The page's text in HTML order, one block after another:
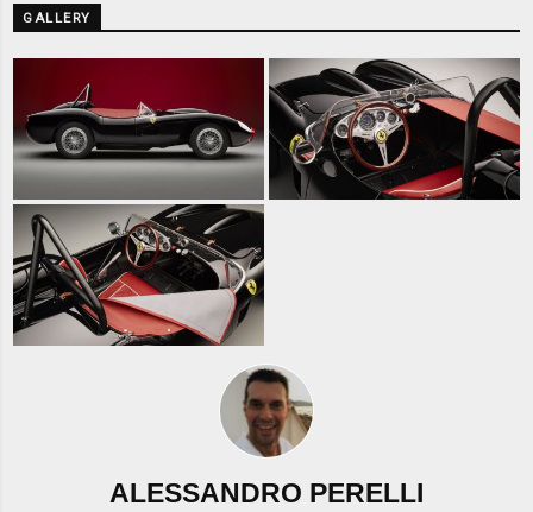
GALLERY
ALESSANDRO PERELLI